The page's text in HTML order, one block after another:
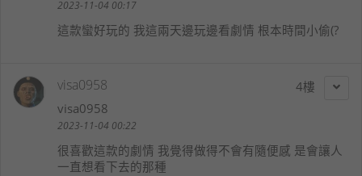
2023-11-04 00:17
這款蠻好玩的 我這兩天邊玩邊看劇情 根本時間小偷(?
4
visa0958
visa0958
2023-11-04 00:22
很喜歡這款的劇情 我覺得做得不會有隨便感 是會讓人
一直想看下去的那種